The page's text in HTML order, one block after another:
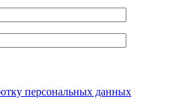
персональных данных